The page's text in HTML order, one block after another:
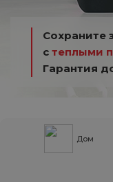
Сохраните
с теплыми
Гарантия
Дом